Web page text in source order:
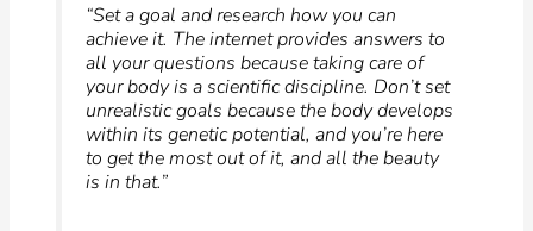
“Set a goal and research how you can
achieve it. The internet provides answers to
all your questions because taking care of
your body is a scientific discipline. Don’t set
unrealistic goals because the body develops
within its genetic potential, and you’re here
to get the most out of it, and all the beauty
is in that.”